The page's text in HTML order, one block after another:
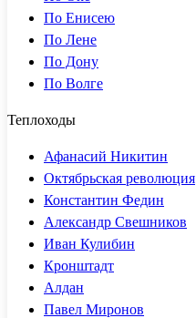
По Енисею
По Лене
По Дону
По Волге
Теплоходы
Афанасий Никитин
Октябрьская революция
Константин Федин
Александр Свешников
Иван Кулибин
Кронштадт
Алдан
Павел Миронов